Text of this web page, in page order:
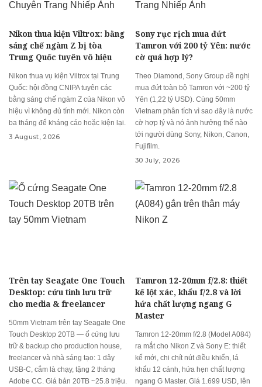
Nikon thua kiện Viltrox: bằng
sáng chế ngàm Z bị tòa
Trung Quốc tuyên vô hiệu
Nikon thua vụ kiện Viltrox tại Trung
Quốc: hội đồng CNIPA tuyên các
bằng sáng chế ngàm Z của Nikon vô
hiệu vì không đủ tính mới. Nikon còn
ba tháng để kháng cáo hoặc kiện lại.
3 August, 2026
Sony rục rịch mua đứt
Tamron với 200 tỷ Yên: nước
cờ quá hợp lý?
Theo Diamond, Sony Group đề nghị
mua đứt toàn bộ Tamron với ~200 tỷ
Yên (1,22 tỷ USD). Cùng 50mm
Vietnam phân tích vì sao đây là nước
cờ hợp lý và nó ảnh hưởng thế nào
tới người dùng Sony, Nikon, Canon,
Fujifilm.
30 July, 2026
Trên tay Seagate One Touch
Desktop: cứu tinh lưu trữ
cho media & freelancer
50mm Vietnam trên tay Seagate One
Touch Desktop 20TB — ổ cứng lưu
trữ & backup cho production house,
freelancer và nhà sáng tạo: 1 dây
USB-C, cắm là chạy, tặng 2 tháng
Adobe CC. Giá bản 20TB ~25.8 triệu.
Tamron 12-20mm f/2.8: thiết
kế lột xác, khẩu f/2.8 và lời
hứa chất lượng ngang G
Master
Tamron 12-20mm f/2.8 (Model A084)
ra mắt cho Nikon Z và Sony E: thiết
kế mới, chi chít nút điều khiển, lá
khẩu 12 cánh, hứa hẹn chất lượng
ngang G Master. Giá 1.699 USD, lên